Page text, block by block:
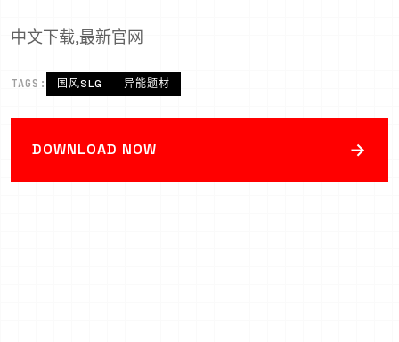
中文下载,最新官网
TAGS: 国风SLG 异能题材
DOWNLOAD NOW →